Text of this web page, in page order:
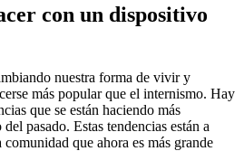
con un dispositivo
nuestra forma de vivir y
más popular que el internismo. Hay
que se están haciendo más
pasado. Estas tendencias están a
que ahora es más grande